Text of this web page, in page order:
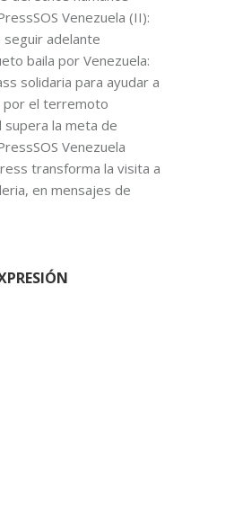
Venezuela (II):
seguir adelante
baila por Venezuela:
solidaria para ayudar a
por el terremoto
supera la meta de
Venezuela
transforma la visita a
en mensajes de